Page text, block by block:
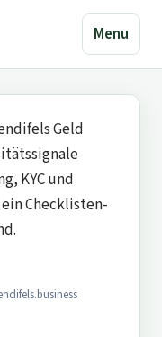
Menu
Geld
KYC und
Checklisten-